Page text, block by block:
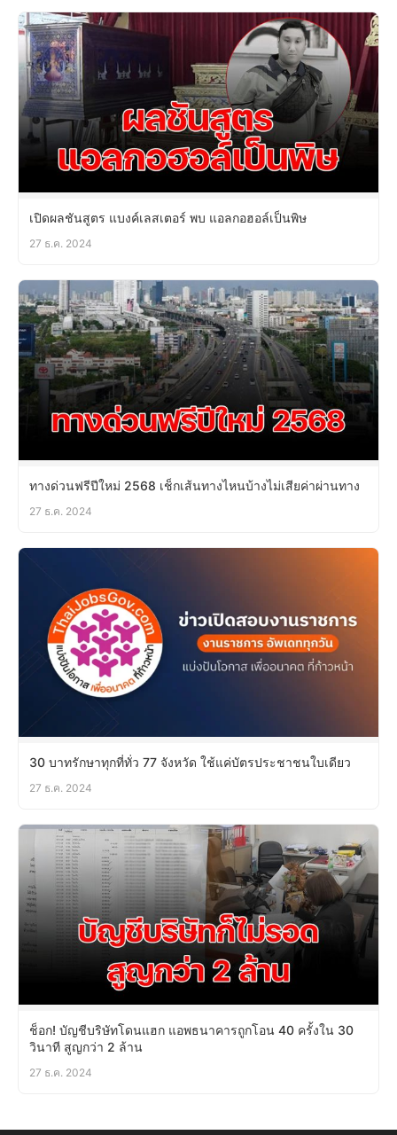
เปิดผลชันสูตร แบงค์เลสเตอร์ พบ แอลกอฮอล์เป็นพิษ
27 ธ.ค. 2024
ทางด่วนฟรีปีใหม่ 2568 เช็กเส้นทางไหนบ้างไม่เสียค่าผ่านทาง
27 ธ.ค. 2024
30 บาทรักษาทุกที่ทั่ว 77 จังหวัด ใช้แค่บัตรประชาชนใบเดียว
27 ธ.ค. 2024
ช็อก! บัญชีบริษัทโดนแฮก แอพธนาคารถูกโอน 40 ครั้งใน 30
วินาที สูญกว่า 2 ล้าน
27 ธ.ค. 2024